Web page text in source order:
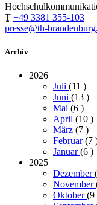
T +49 3381 355-103
presse@th-
Archiv
2026
Juli (11 )
Juni (13 )
Mai (6 )
April (10 )
März (7 )
Februar(7
Januar(6 )
2025
Dezember
November
Oktober(9